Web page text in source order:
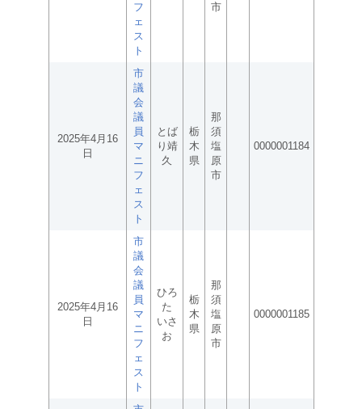
フ
ェ
ス
ト
市
2025年4月16
日
市
議
会
議
員
マ
ニ
フ
ェ
ス
ト
とば
り靖
久
栃
木
県
那
須
塩
原
市
0000001184
2025年4月16
日
市
議
会
議
員
マ
ニ
フ
ェ
ス
ト
ひろ
た
いさ
お
栃
木
県
那
須
塩
原
市
0000001185